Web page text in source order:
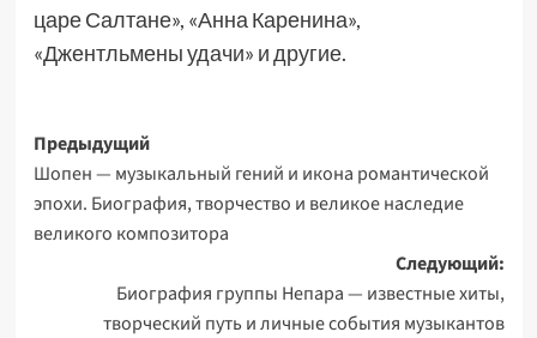
царе Салтане», «Анна Каренина»,
«Джентльмены удачи» и другие.
Навигация
записи
Предыдущий
Шопен — музыкальный гений и икона романтической
эпохи. Биография, творчество и великое наследие
великого композитора
Следующий:
Биография группы Непара — известные хиты,
творческий путь и личные события музыкантов